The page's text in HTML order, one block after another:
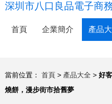
深圳市八口良品電子商
首頁 企業簡介 產品
當前位置： 首頁 > 產品大全 > 好
燒餅，漫步街市拾舊夢